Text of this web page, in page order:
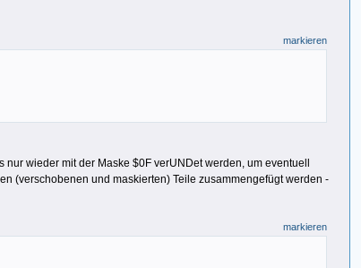
markieren
wieder mit der Maske $0F verUNDet werden, um eventuell
(verschobenen und maskierten) Teile zusammengefügt werden -
markieren